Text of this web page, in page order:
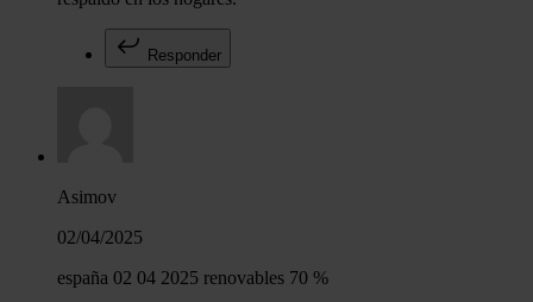
Responder
Asimov
02/04/2025
españa 02 04 2025 renovables 70 %